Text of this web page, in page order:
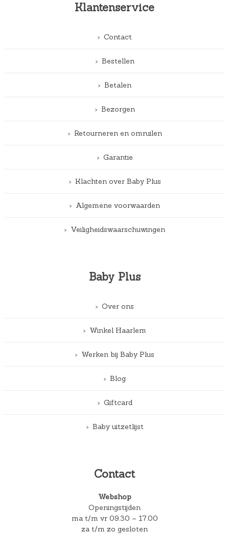
Klantenservice
Contact
Bestellen
Betalen
Bezorgen
Retourneren en omruilen
Garantie
Klachten over Baby Plus
Algemene voorwaarden
Veiligheidswaarschuwingen
Baby Plus
Over ons
Winkel Haarlem
Werken bij Baby Plus
Blog
Giftcard
Baby uitzetlijst
Contact
Webshop
Openingstijden
ma t/m vr 09.30 – 17.00
za t/m zo gesloten